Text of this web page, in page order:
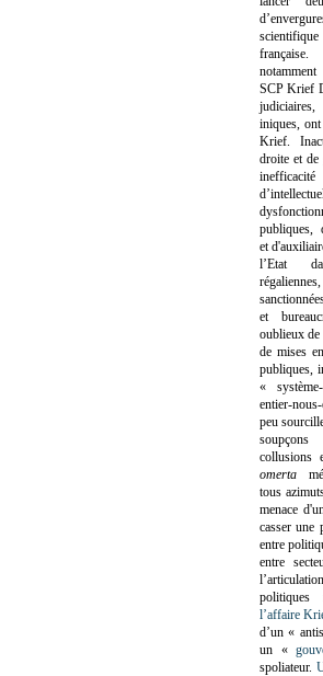
française.
SCP Krief
iniques,
Krief.
droite et de
publiques,
et
l’Etat
et
oublieux de
de mises
publiques,
« système-
entier-
peu
collusions
omerta
tous
menace
casser une
entre
entre
politiques
l’affaire
d’un «
un «
spoliateur.